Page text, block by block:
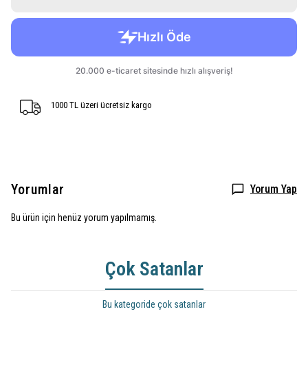
1000 TL üzeri ücretsiz kargo
Yorumlar Yorum Yap
Bu ürün için henüz yorum yapılmamış.
Çok Satanlar
Bu kategoride çok satanlar